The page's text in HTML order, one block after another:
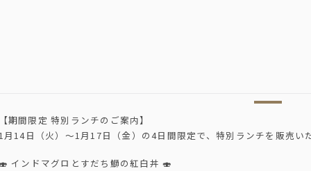
期間限定 特別ランチのご案内】
月14日（火）〜1月17日（金）の4日間限定で、特別ランチを販売い
インドマグロとすだち鰤の紅白丼 🍣